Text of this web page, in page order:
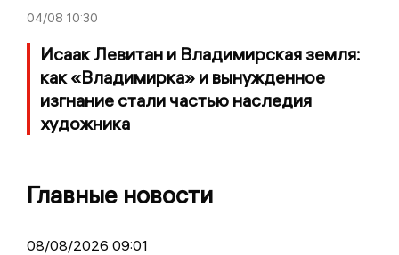
04/08 10:30
Исаак Левитан и Владимирская земля:
как «Владимирка» и вынужденное
изгнание стали частью наследия
художника
Главные новости
08/08/2026 09:01